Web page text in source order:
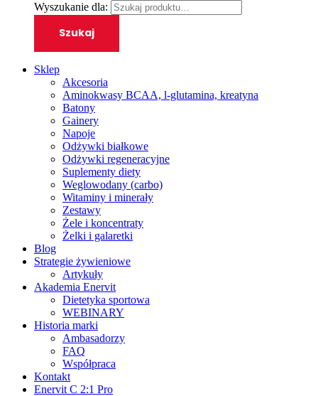
Wyszukanie dla:
Szukaj
Sklep
Akcesoria
Aminokwasy BCAA, l-glutamina, kreatyna
Batony
Gainery
Napoje
Odżywki białkowe
Odżywki regeneracyjne
Suplementy diety
Weglowodany (carbo)
Witaminy i minerały
Zestawy
Żele i koncentraty
Żelki i galaretki
Blog
Strategie żywieniowe
Artykuły
Akademia Enervit
Dietetyka sportowa
WEBINARY
Historia marki
Ambasadorzy
FAQ
Współpraca
Kontakt
Enervit C 2:1 Pro